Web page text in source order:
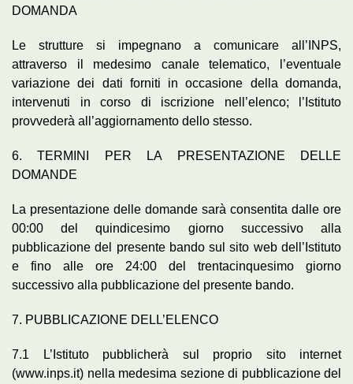
DOMANDA
Le strutture si impegnano a comunicare all’INPS,
attraverso il medesimo canale telematico, l’eventuale
variazione dei dati forniti in occasione della domanda,
intervenuti in corso di iscrizione nell’elenco; l’Istituto
provvederà all’aggiornamento dello stesso.
6. TERMINI PER LA PRESENTAZIONE DELLE
DOMANDE
La presentazione delle domande sarà consentita dalle ore
00:00 del quindicesimo giorno successivo alla
pubblicazione del presente bando sul sito web dell’Istituto
e fino alle ore 24:00 del trentacinquesimo giorno
successivo alla pubblicazione del presente bando.
7. PUBBLICAZIONE DELL’ELENCO
7.1 L’Istituto pubblicherà sul proprio sito internet
(www.inps.it) nella medesima sezione di pubblicazione del